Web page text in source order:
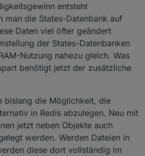
entsteht
man die States-Datenbank auf
Daten viel öfter geändert
der States-Datenbanken
Nutzung nahezu gleich. Was
benötigt jetzt der zusätzliche
bislang die Möglichkeit, die
in Redis abzulegen. Neu mit
jetzt neben Objekte auch
werden. Werden Dateien in
diese dort vollständig im